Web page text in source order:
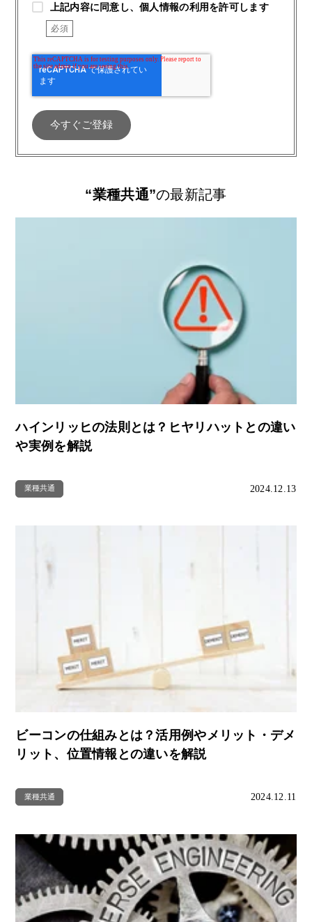
上記内容に同意し、個人情報の利用を許可します
“業種共通”の最新記事
ハインリッヒの法則とは？ヒヤリハットとの違い
や実例を解説
業種共通 2024.12.13
ビーコンの仕組みとは？活用例やメリット・デメ
リット、位置情報との違いを解説
業種共通 2024.12.11